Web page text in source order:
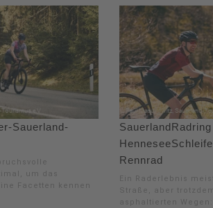
Sauerland-
um das
Facetten kennen
Rennrad
Ein Raderlebnis
Straße, aber
asphaltierten